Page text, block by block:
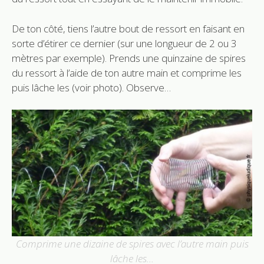
De ton côté, tiens l’autre bout de ressort en faisant en
sorte d’étirer ce dernier (sur une longueur de 2 ou 3
mètres par exemple). Prends une quinzaine de spires
du ressort à l’aide de ton autre main et comprime les
puis lâche les (voir photo). Observe…
Comprime une dizaine de spires avec l’autre main puis
lâche les…